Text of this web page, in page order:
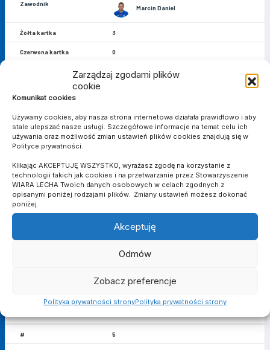
Zarządzaj zgodami plików
cookie
Komunikat cookies
Używamy cookies, aby nasza strona internetowa działała prawidłowo i aby
stale ulepszać nasze usługi. Szczegółowe informacje na temat celu ich
używania oraz możliwość zmian ustawień plików cookies znajdują się w
Polityce prywatności.
Klikając AKCEPTUJĘ WSZYSTKO, wyrażasz zgodę na korzystanie z
technologii takich jak cookies i na przetwarzanie przez Stowarzyszenie
WIARA LECHA Twoich danych osobowych w celach zgodnych z
opisanymi poniżej rodzajami plików. Zmiany ustawień możesz dokonać
poniżej.
Akceptuję
Odmów
Zobacz preferencje
Polityka prywatności stronyPolityka prywatności strony
Marcin Daniel
3
0
2
2
0
Bartosz Goderski
0
5